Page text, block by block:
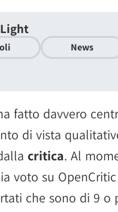
News
fatto davvero
di vista
critica. Al
voto su
che sono di 9 o